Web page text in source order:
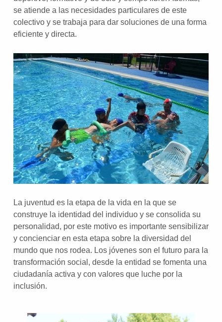
se atiende a las necesidades particulares de este
colectivo y se trabaja para dar soluciones de una forma
eficiente y directa.
La juventud es la etapa de la vida en la que se
construye la identidad del individuo y se consolida su
personalidad, por este motivo es importante sensibilizar
y concienciar en esta etapa sobre la diversidad del
mundo que nos rodea. Los jóvenes son el futuro para la
transformación social, desde la entidad se fomenta una
ciudadanía activa y con valores que luche por la
inclusión.